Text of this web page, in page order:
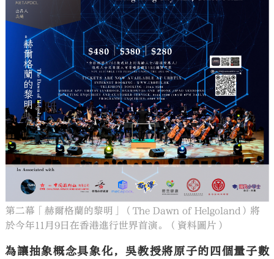
第二幕「赫爾格蘭的黎明」（The Dawn of Helgoland）將
於今年11月9日在香港進行世界首演。（資料圖片）
為讓抽象概念具象化，吳教授將原子的四個量子數